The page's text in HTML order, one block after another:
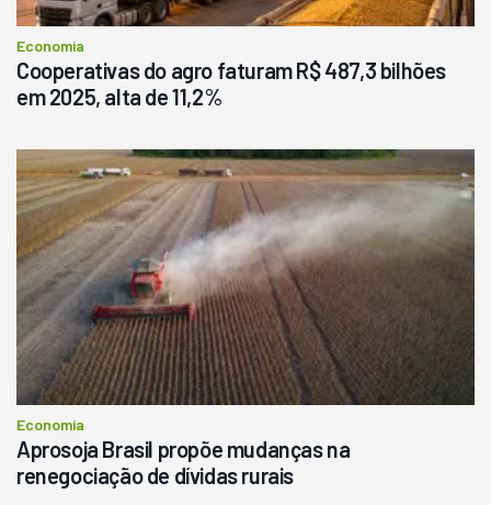
Economia
Cooperativas do agro faturam R$ 487,3 bilhões
em 2025, alta de 11,2%
Economia
Aprosoja Brasil propõe mudanças na
renegociação de dívidas rurais